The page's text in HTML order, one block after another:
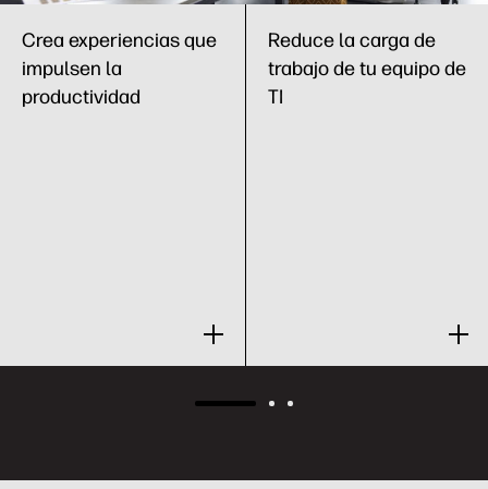
Crea experiencias que
impulsen la
productividad
Reduce la carga de
trabajo de tu equipo de
TI